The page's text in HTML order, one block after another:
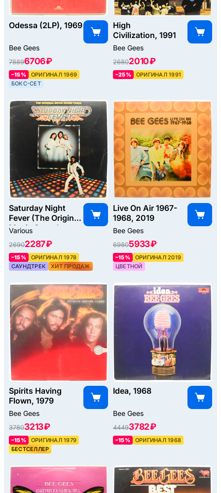
Odessa (2LP), 1969
Bee Gees
78896706 ₽
–15%
ОРИГИНАЛ 1969
БОКС-СЕТ
High
Civilization, 1991
Bee Gees
26802010 ₽
–25% ОРИГИНАЛ 1991
Saturday Night
Fever (The Original
Movie Sound
Various
26902287 ₽
–15%
ОРИГИНАЛ 1978
САУНДТРЕК
ХИТ ПРОДАЖ
Live On Air 1967-
1968, 2019
Bee Gees
69805933 ₽
–15%
ОРИГИНАЛ 2019
ЦВЕТНОЙ
Spirits Having
Flown, 1979
Bee Gees
37803213 ₽
–15%
ОРИГИНАЛ 1979
БЕСТСЕЛЛЕР
Idea, 1968
Bee Gees
44493782 ₽
–15% ОРИГИНАЛ 1968